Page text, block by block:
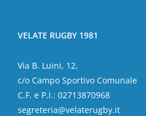
VELATE RUGBY 1981
Via B. Luini, 12,
c/o Campo Sportivo Comunale
C.F. e P.I.: 02713870968
segreteria@velaterugby.it